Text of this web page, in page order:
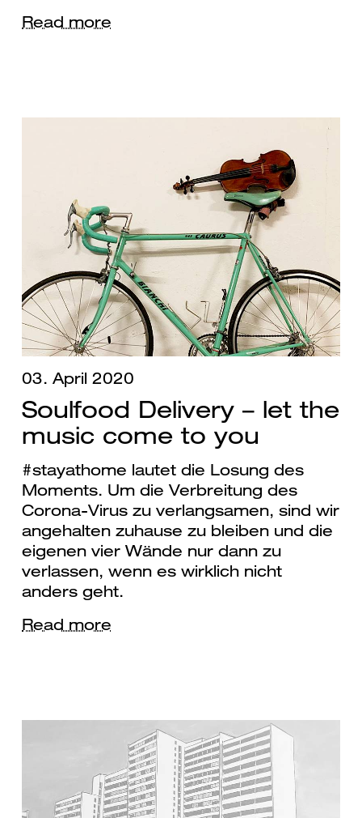
Read more
03. April 2020
Soulfood Delivery – let the
music come to you
#stayathome lautet die Losung des
Moments. Um die Verbreitung des
Corona-Virus zu verlangsamen, sind wir
angehalten zuhause zu bleiben und die
eigenen vier Wände nur dann zu
verlassen, wenn es wirklich nicht
anders geht.
Read more